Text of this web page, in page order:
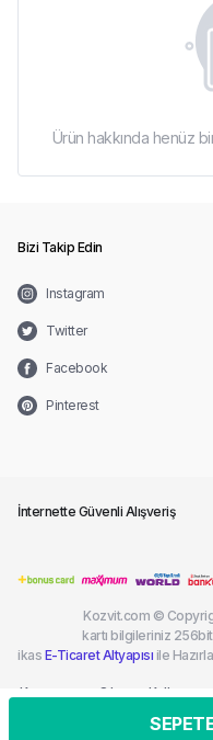
Ürün hakkında henüz
Bizi Takip Edin
Instagram
Twitter
Facebook
Pinterest
İnternette Güvenli Alışveriş
Kozvit.com ©
kartı bilgileriniz
ikas E-Ticaret Altyapısı ile
Kargom
Sık
Kullanım